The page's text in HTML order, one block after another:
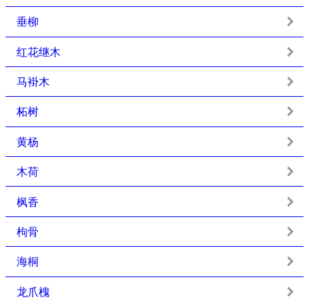
垂柳
红花继木
马褂木
柘树
黄杨
木荷
枫香
枸骨
海桐
龙爪槐